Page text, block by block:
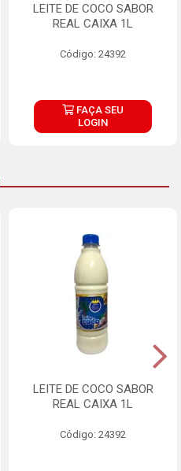
LEITE DE COCO SABOR
REAL CAIXA 1L
Código: 24392
FAÇA SEU
LOGIN
LEITE DE COCO SABOR
REAL CAIXA 1L
Código: 24392